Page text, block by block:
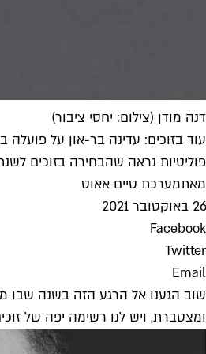
דנה מודן (צילום: יחסי ציבור)
עוד בזוכים: עדינה בר-און על
פוליטיות נראה שהבחירה בזוכים לשנת 2021 נשארת בתחום
מאתמערכת טיים אאוט
26 באוקטובר 2021
Facebook
Twitter
Email
שוב הגענו אל הרגע הזה בשנה שבו
ומצטברת, ויש לנו רשימה יפה של